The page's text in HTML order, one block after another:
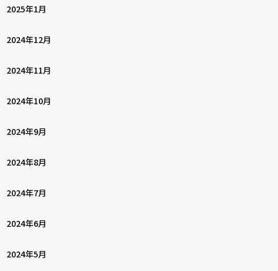
2025年1月
2024年12月
2024年11月
2024年10月
2024年9月
2024年8月
2024年7月
2024年6月
2024年5月